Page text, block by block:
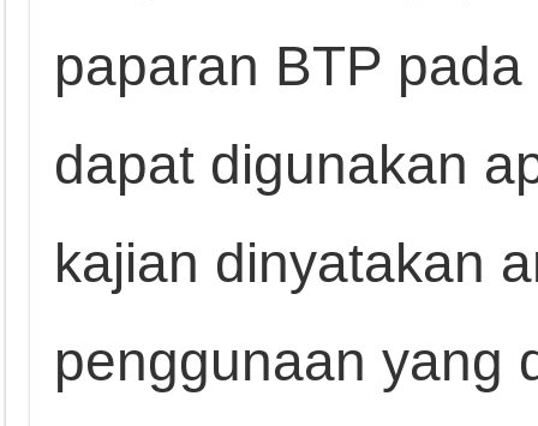
paparan BTP
dapat digunakan
kajian dinyatakan
penggunaan yang